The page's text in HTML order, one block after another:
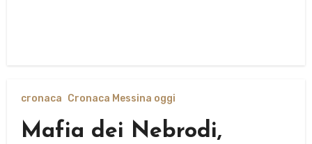
cronaca Cronaca Messina oggi
Mafia dei Nebrodi,